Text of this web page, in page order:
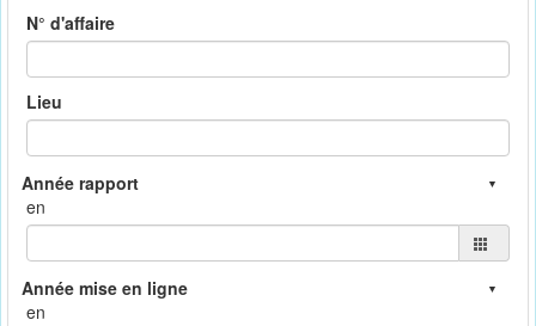
N° d'affaire
Lieu
en
en